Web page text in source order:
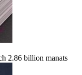
2.86 billion manats